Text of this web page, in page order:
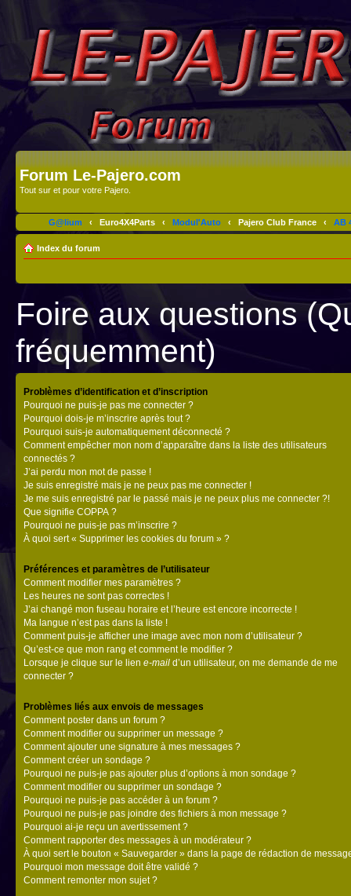
Forum Le-Pajero.com
Tout sur et pour votre Pajero.
G@lium ‹ Euro4X4Parts ‹ Modul'Auto ‹ Pajero Club France ‹ AB
Index du forum
Foire aux questions
fréquemment)
Problèmes d’identification et d’inscription
Pourquoi ne puis-je pas me connecter ?
Pourquoi dois-je m’inscrire après tout ?
Pourquoi suis-je automatiquement déconnecté ?
Comment empêcher mon nom d’apparaître dans la liste des utilisateurs
connectés ?
J’ai perdu mon mot de passe !
Je suis enregistré mais je ne peux pas me connecter !
Je me suis enregistré par le passé mais je ne peux plus me connecter ?!
Que signifie COPPA ?
Pourquoi ne puis-je pas m’inscrire ?
À quoi sert « Supprimer les cookies du forum » ?
Préférences et paramètres de l’utilisateur
Comment modifier mes paramètres ?
Les heures ne sont pas correctes !
J’ai changé mon fuseau horaire et l’heure est encore incorrecte !
Ma langue n’est pas dans la liste !
Comment puis-je afficher une image avec mon nom d’utilisateur ?
Qu’est-ce que mon rang et comment le modifier ?
Lorsque je clique sur le lien e-mail d’un utilisateur, on me demande de me
connecter ?
Problèmes liés aux envois de messages
Comment poster dans un forum ?
Comment modifier ou supprimer un message ?
Comment ajouter une signature à mes messages ?
Comment créer un sondage ?
Pourquoi ne puis-je pas ajouter plus d’options à mon sondage ?
Comment modifier ou supprimer un sondage ?
Pourquoi ne puis-je pas accéder à un forum ?
Pourquoi ne puis-je pas joindre des fichiers à mon message ?
Pourquoi ai-je reçu un avertissement ?
Comment rapporter des messages à un modérateur ?
À quoi sert le bouton « Sauvegarder » dans la page de rédaction de
Pourquoi mon message doit être validé ?
Comment remonter mon sujet ?